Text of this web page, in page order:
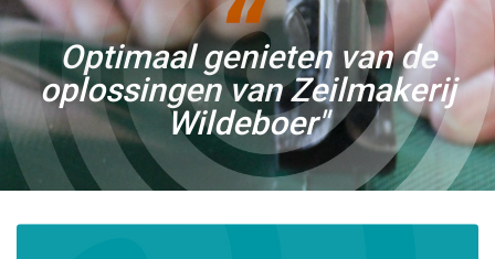
Optimaal genieten van de
oplossingen van Zeilmakerij
Wildeboer"